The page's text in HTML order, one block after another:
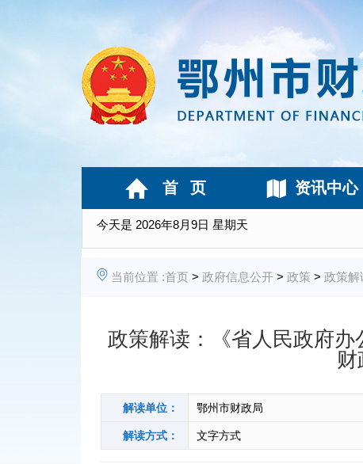
今天是 2026年8月9日 星期天
首 页 资讯中心
当前位置 :首页 > 政府信息公开 > 政策 > 政策解
政策解读：《省人民政府
解读单位： 鄂州市财政局
解读方式： 文字方式